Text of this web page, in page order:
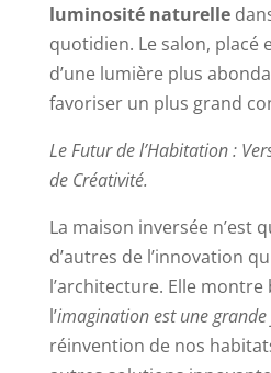
luminosité naturelle
quotidien. Le salon, placé
d’une lumière plus
favoriser un plus grand
Le Futur de l’Habitation :
de Créativité.
La maison inversée n’est
d’autres de l’innovation
l’architecture. Elle montre
l’imagination est une grande
réinvention de nos